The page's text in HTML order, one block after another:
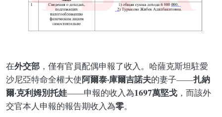
在外交部 ，僅有官員配偶申報了收入。哈薩克斯坦駐愛
沙尼亞特命全權大使阿爾泰·庫爾吉諾夫的妻子——扎納
爾·克利姆別托娃——申報的收入為1697萬堅戈 ，而該外
交官本人申報的報告期收入為零。